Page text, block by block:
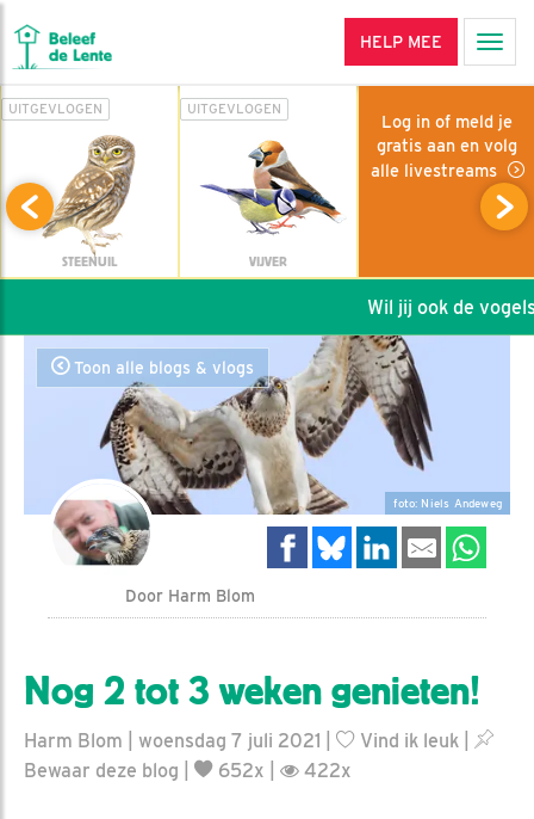
HELP MEE
UITGEVLOGEN
STEENUIL
UITGEVLOGEN
VIJVER
Log in of meld je
gratis aan en volg
alle livestreams
Wil jij ook de
Toon alle blogs & vlogs
foto: Niels Andeweg
Door Harm Blom
Nog 2 tot 3 weken genieten!
Harm Blom | woensdag 7 juli 2021 | Vind ik leuk
Bewaar deze blog
652x | 422x